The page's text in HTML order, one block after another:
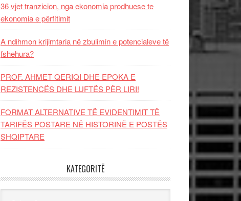
36 vjet tranzicion, nga ekonomia prodhuese te
ekonomia e përfitimit
A ndihmon krijimtaria në zbulimin e potencialeve të
fshehura?
PROF. AHMET QERIQI DHE EPOKA E
REZISTENCЁS DHE LUFTЁS PЁR LIRI!
FORMAT ALTERNATIVE TË EVIDENTIMIT TË
TARIFËS POSTARE NË HISTORINË E POSTËS
SHQIPTARE
KATEGORITË